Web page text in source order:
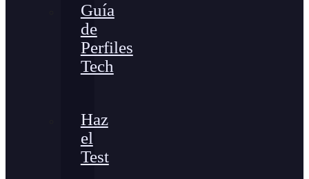
Guía
de
Perfiles
Tech
Haz
el
Test